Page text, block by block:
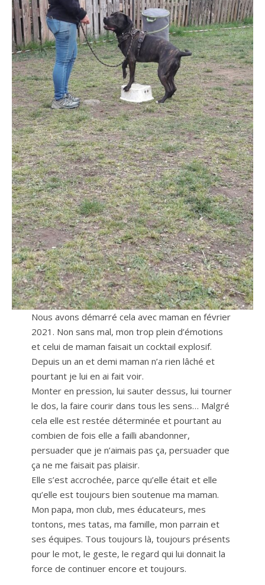
Nous avons démarré cela avec maman en février
2021. Non sans mal, mon trop plein d’émotions
et celui de maman faisait un cocktail explosif.
Depuis un an et demi maman n’a rien lâché et
pourtant je lui en ai fait voir.
Monter en pression, lui sauter dessus, lui tourner
le dos, la faire courir dans tous les sens… Malgré
cela elle est restée déterminée et pourtant au
combien de fois elle a failli abandonner,
persuader que je n’aimais pas ça, persuader que
ça ne me faisait pas plaisir.
Elle s’est accrochée, parce qu’elle était et elle
qu’elle est toujours bien soutenue ma maman.
Mon papa, mon club, mes éducateurs, mes
tontons, mes tatas, ma famille, mon parrain et
ses équipes. Tous toujours là, toujours présents
pour le mot, le geste, le regard qui lui donnait la
force de continuer encore et toujours.